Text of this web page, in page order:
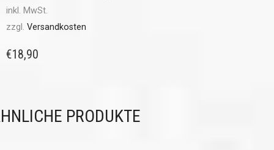
inkl. MwSt.
zzgl. Versandkosten
€18,90
PRODUKTE